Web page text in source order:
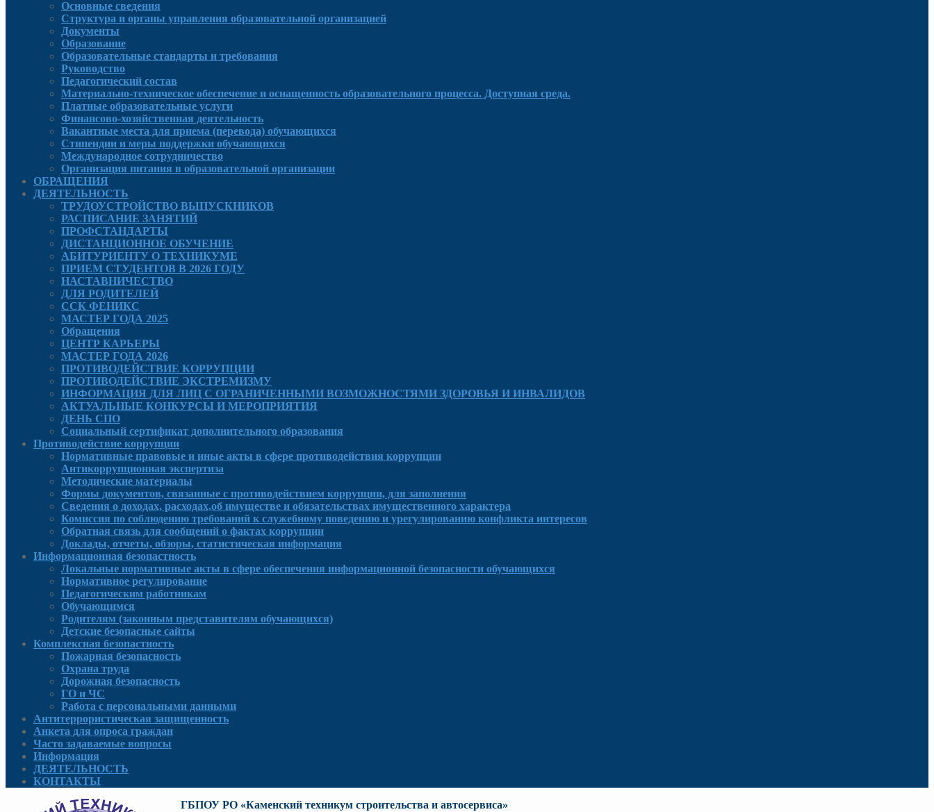
Основные сведения
Структура и органы управления образовательной организацией
Документы
Образование
Образовательные стандарты и требования
Руководcтво
Педагогический состав
Материально-техническое обеспечение и оснащенность образовательного процесса. Доступная среда.
Платные образовательные услуги
Финансово-хозяйственная деятельность
Вакантные места для приема (перевода) обучающихся
Стипендии и меры поддержки обучающихся
Международное сотрудничество
Организация питания в образовательной организации
ОБРАЩЕНИЯ
ДЕЯТЕЛЬНОСТЬ
ТРУДОУСТРОЙСТВО ВЫПУСКНИКОВ
РАСПИСАНИЕ ЗАНЯТИЙ
ПРОФСТАНДАРТЫ
ДИСТАНЦИОННОЕ ОБУЧЕНИЕ
АБИТУРИЕНТУ О ТЕХНИКУМЕ
ПРИЕМ СТУДЕНТОВ В 2026 ГОДУ
НАСТАВНИЧЕСТВО
ДЛЯ РОДИТЕЛЕЙ
ССК ФЕНИКС
МАСТЕР ГОДА 2025
Обращения
ЦЕНТР КАРЬЕРЫ
МАСТЕР ГОДА 2026
ПРОТИВОДЕЙСТВИЕ КОРРУПЦИИ
ПРОТИВОДЕЙСТВИЕ ЭКСТРЕМИЗМУ
ИНФОРМАЦИЯ ДЛЯ ЛИЦ С ОГРАНИЧЕННЫМИ ВОЗМОЖНОСТЯМИ ЗДОРОВЬЯ И ИНВАЛИДОВ
АКТУАЛЬНЫЕ КОНКУРСЫ И МЕРОПРИЯТИЯ
ДЕНЬ СПО
Социальный сертификат дополнительного образования
Противодействие коррупции
Нормативные правовые и иные акты в сфере противодействия коррупции
Антикоррупционная экспертиза
Методические материалы
Формы документов, связанные с противодействием коррупции, для заполнения
Сведения о доходах, расходах,об имуществе и обязательствах имущественного характера
Комиссия по соблюдению требований к служебному поведению и урегулированию конфликта интересов
Обратная связь для сообщений о фактах коррупции
Доклады, отчеты, обзоры, статистическая информация
Информационная безопастность
Локальные нормативные акты в сфере обеспечения информационной безопасности обучающихся
Нормативное регулирование
Педагогическим работникам
Обучающимся
Родителям (законным представителям обучающихся)
Детские безопасные сайты
Комплексная безопастность
Пожарная безопасность
Охрана труда
Дорожная безопасность
ГО и ЧС
Работа с персональными данными
Антитеррористическая защищенность
Анкета для опроса граждан
Часто задаваемые вопросы
Информация
ДЕЯТЕЛЬНОСТЬ
КОНТАКТЫ
ГБПОУ РО «Каменский техникум строительства и автосервиса»